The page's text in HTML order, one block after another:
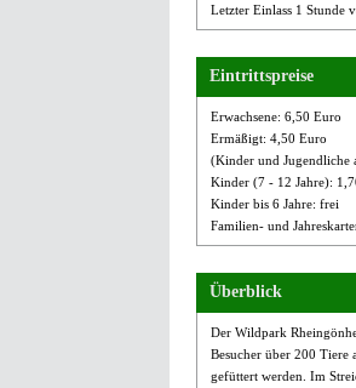
Letzter Einlass 1 Stunde
Eintrittspreise
Erwachsene: 6,50 Euro
Ermäßigt: 4,50 Euro
(Kinder und Jugendliche
Kinder (7 - 12 Jahre):
Kinder bis 6 Jahre: frei
Familien- und
Überblick
Der Wildpark
Besucher über 200 Tiere
gefüttert werden. Im